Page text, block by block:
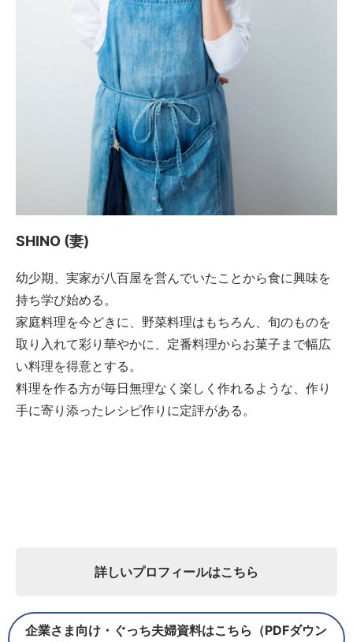
SHINO (妻)
幼少期、実家が八百屋を営んでいたことから食に興味を
持ち学び始める。
家庭料理を今どきに、野菜料理はもちろん、旬のものを
取り入れて彩り華やかに、定番料理からお菓子まで幅広
い料理を得意とする。
料理を作る方が毎日無理なく楽しく作れるような、作り
手に寄り添ったレシピ作りに定評がある。
詳しいプロフィールはこちら
企業さま向け・ぐっち夫婦資料はこちら（PDFダウン